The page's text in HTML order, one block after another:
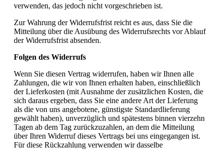
verwenden, das jedoch nicht vorgeschrieben ist.
Zur Wahrung der Widerrufsfrist reicht es aus, dass Sie die
Mitteilung über die Ausübung des Widerrufsrechts vor Ablauf
der Widerrufsfrist absenden.
Folgen des Widerrufs
Wenn Sie diesen Vertrag widerrufen, haben wir Ihnen alle
Zahlungen, die wir von Ihnen erhalten haben, einschließlich
der Lieferkosten (mit Ausnahme der zusätzlichen Kosten, die
sich daraus ergeben, dass Sie eine andere Art der Lieferung
als die von uns angebotene, günstigste Standardlieferung
gewählt haben), unverzüglich und spätestens binnen vierzehn
Tagen ab dem Tag zurückzuzahlen, an dem die Mitteilung
über Ihren Widerruf dieses Vertrags bei uns eingegangen ist.
Für diese Rückzahlung verwenden wir dasselbe